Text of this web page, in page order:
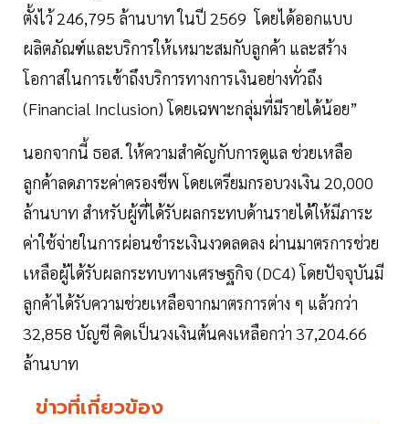
ตั้งไว้ 246,795 ล้านบาท ในปี 2569 โดยได้ออกแบบ
ผลิตภัณฑ์และบริการให้เหมาะสมกับลูกค้า และสร้าง
โอกาสในการเข้าถึงบริการทางการเงินอย่างทั่วถึง
(Financial Inclusion) โดยเฉพาะกลุ่มที่มีรายได้น้อย”
นอกจากนี้ ธอส. ให้ความสำคัญกับการดูแล ช่วยเหลือ
ลูกค้าลดภาระค่าครองชีพ โดยเตรียมกรอบวงเงิน 20,000
ล้านบาท สำหรับผู้ที่ได้รับผลกระทบด้านรายได้ให้มีภาระ
ค่าใช้จ่ายในการผ่อนชำระเงินงวดลดลง ผ่านมาตรการช่วย
เหลือผู้ได้รับผลกระทบทางเศรษฐกิจ (DC4) โดยปัจจุบันมี
ลูกค้าได้รับความช่วยเหลือจากมาตรการต่าง ๆ แล้วกว่า
32,858 บัญชี คิดเป็นวงเงินต้นคงเหลือกว่า 37,204.66
ล้านบาท
ข่าวที่เกี่ยวข้อง